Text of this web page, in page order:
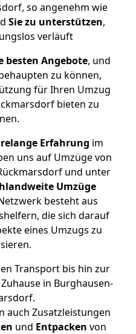
so angenehm wie
Sie zu unterstützen,
verläuft
besten Angebote, und
zu können,
für Ihren Umzug
bieten zu
Erfahrung im
uns auf Umzüge von
und unter
Umzüge
besteht aus
die sich darauf
eines Umzugs zu
Transport bis hin zur
in Burghausen-
auch Zusatzleistungen
und Entpacken von